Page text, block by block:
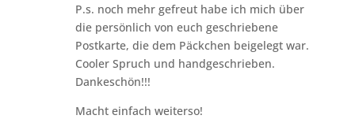
P.s. noch mehr gefreut habe ich mich über
die persönlich von euch geschriebene
Postkarte, die dem Päckchen beigelegt war.
Cooler Spruch und handgeschrieben.
Dankeschön!!!
Macht einfach weiterso!